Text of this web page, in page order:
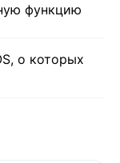
функцию
о которых